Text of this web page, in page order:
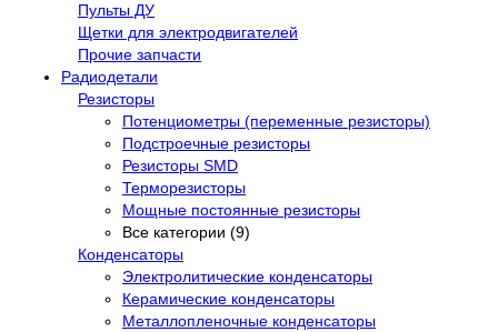
Пульты ДУ
Щетки для электродвигателей
Прочие запчасти
Радиодетали
Резисторы
Потенциометры (переменные резисторы)
Подстроечные резисторы
Резисторы SMD
Терморезисторы
Мощные постоянные резисторы
Все категории (9)
Конденсаторы
Электролитические конденсаторы
Керамические конденсаторы
Металлопленочные конденсаторы